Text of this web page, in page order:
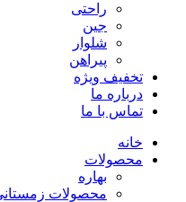
راحتی
جین
شلوار
پیراهن
تخفیف ویژه
درباره ما
تماس با ما
خانه
محصولات
بهاره
محصولات